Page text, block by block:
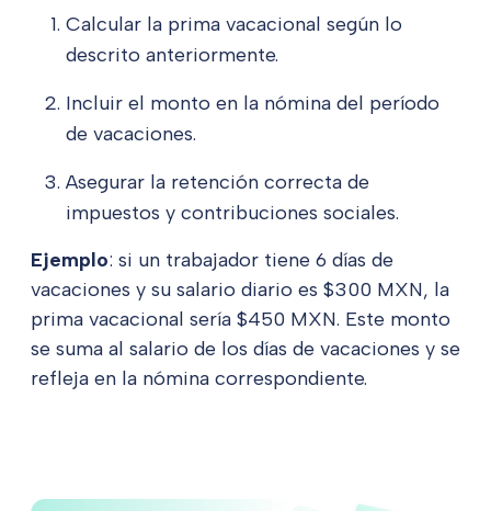
Calcular la prima vacacional según lo
descrito anteriormente.
Incluir el monto en la nómina del período
de vacaciones.
Asegurar la retención correcta de
impuestos y contribuciones sociales.
Ejemplo: si un trabajador tiene 6 días de
vacaciones y su salario diario es $300 MXN, la
prima vacacional sería $450 MXN. Este monto
se suma al salario de los días de vacaciones y se
refleja en la nómina correspondiente.